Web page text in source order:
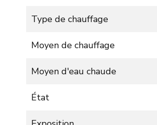
Type de chauffage
Moyen de chauffage
Moyen d'eau chaude
État